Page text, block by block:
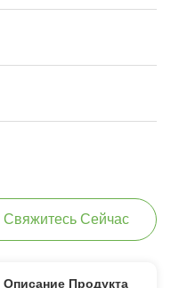
Свяжитесь Сейчас
Описание Продукта